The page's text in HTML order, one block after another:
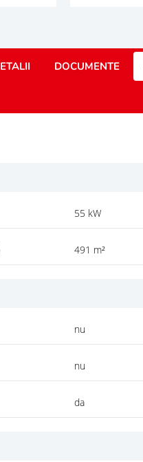
DOCUMENTE
55 kW
491 m²
nu
nu
da